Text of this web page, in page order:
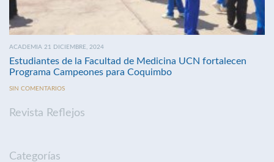
ACADEMIA 21 DICIEMBRE, 2024
Estudiantes de la Facultad de Medicina UCN fortalecen
Programa Campeones para Coquimbo
SIN COMENTARIOS
Revista Reflejos
Categorías